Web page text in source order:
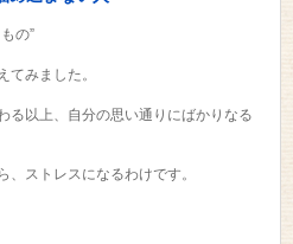
の”
てみました。
る以上、自分の思い通りにばかりなる
、ストレスになるわけです。